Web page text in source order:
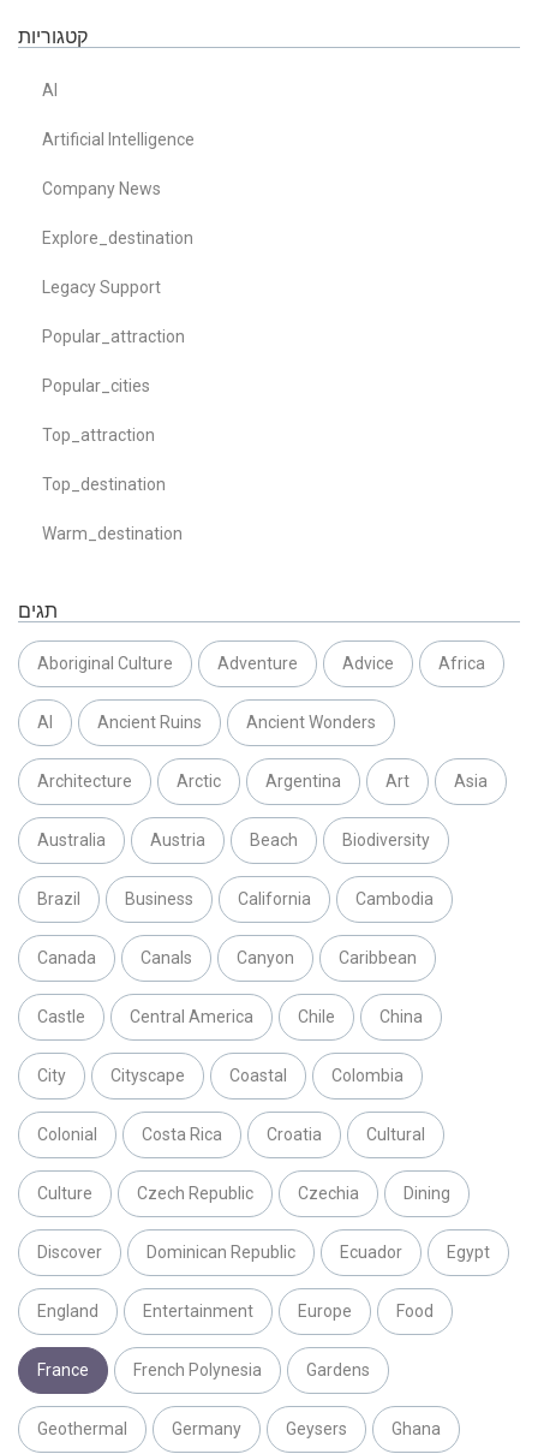
קטגוריות
AI
Artificial Intelligence
Company News
Explore_destination
Legacy Support
Popular_attraction
Popular_cities
Top_attraction
Top_destination
Warm_destination
תגים
Aboriginal Culture Adventure Advice Africa
AI Ancient Ruins Ancient Wonders
Architecture Arctic Argentina Art Asia
Australia Austria Beach Biodiversity
Brazil Business California Cambodia
Canada Canals Canyon Caribbean
Castle Central America Chile China
City Cityscape Coastal Colombia
Colonial Costa Rica Croatia Cultural
Culture Czech Republic Czechia Dining
Discover Dominican Republic Ecuador Egypt
England Entertainment Europe Food
France French Polynesia Gardens
Geothermal Germany Geysers Ghana